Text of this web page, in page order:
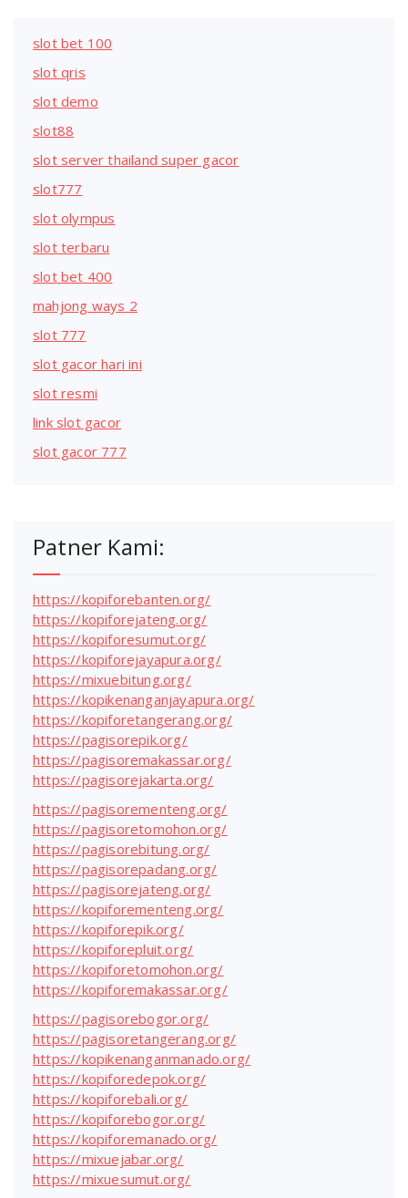
slot bet 100
slot qris
slot demo
slot88
slot server thailand super gacor
slot777
slot olympus
slot terbaru
slot bet 400
mahjong ways 2
slot 777
slot gacor hari ini
slot resmi
link slot gacor
slot gacor 777
Patner Kami:
https://kopiforebanten.org/
https://kopiforejateng.org/
https://kopiforesumut.org/
https://kopiforejayapura.org/
https://mixuebitung.org/
https://kopikenanganjayapura.org/
https://kopiforetangerang.org/
https://pagisorepik.org/
https://pagisoremakassar.org/
https://pagisorejakarta.org/
https://pagisorementeng.org/
https://pagisoretomohon.org/
https://pagisorebitung.org/
https://pagisorepadang.org/
https://pagisorejateng.org/
https://kopiforementeng.org/
https://kopiforepik.org/
https://kopiforepluit.org/
https://kopiforetomohon.org/
https://kopiforemakassar.org/
https://pagisorebogor.org/
https://pagisoretangerang.org/
https://kopikenanganmanado.org/
https://kopiforedepok.org/
https://kopiforebali.org/
https://kopiforebogor.org/
https://kopiforemanado.org/
https://mixuejabar.org/
https://mixuesumut.org/